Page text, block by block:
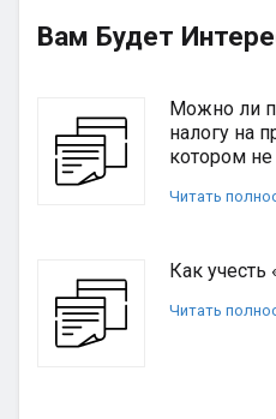
Вам Будет
Можно ли
налогу на
котором
Читать
Как
Читать